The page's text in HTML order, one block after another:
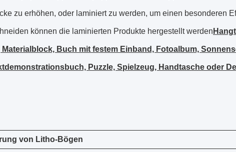
zu erhöhen, oder laminiert zu werden, um einen besonderen
können die laminierten Produkte hergestellt werden
Buch mit festem Einband, Fotoalbum,
Puzzle, Spielzeug, Handtasche oder
von Litho-Bögen